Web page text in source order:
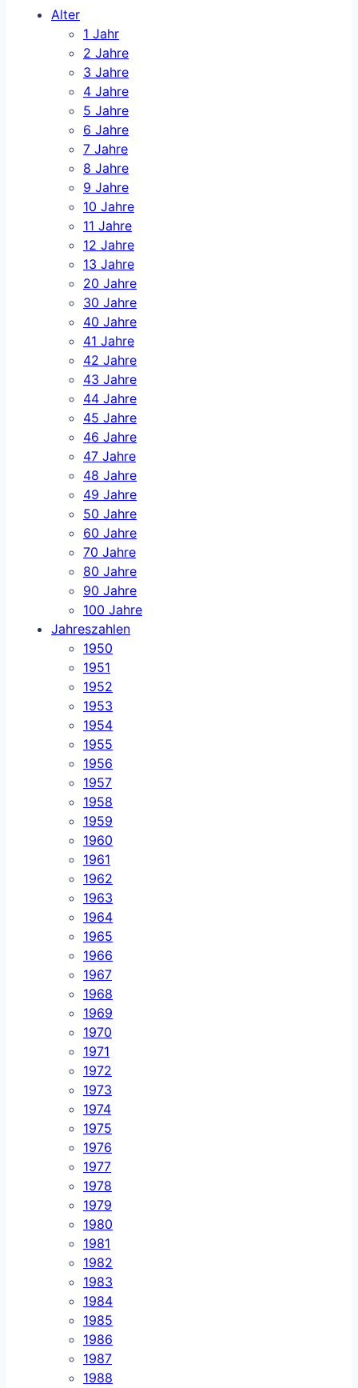
Alter
1 Jahr
2 Jahre
3 Jahre
4 Jahre
5 Jahre
6 Jahre
7 Jahre
8 Jahre
9 Jahre
10 Jahre
11 Jahre
12 Jahre
13 Jahre
20 Jahre
30 Jahre
40 Jahre
41 Jahre
42 Jahre
43 Jahre
44 Jahre
45 Jahre
46 Jahre
47 Jahre
48 Jahre
49 Jahre
50 Jahre
60 Jahre
70 Jahre
80 Jahre
90 Jahre
100 Jahre
Jahreszahlen
1950
1951
1952
1953
1954
1955
1956
1957
1958
1959
1960
1961
1962
1963
1964
1965
1966
1967
1968
1969
1970
1971
1972
1973
1974
1975
1976
1977
1978
1979
1980
1981
1982
1983
1984
1985
1986
1987
1988